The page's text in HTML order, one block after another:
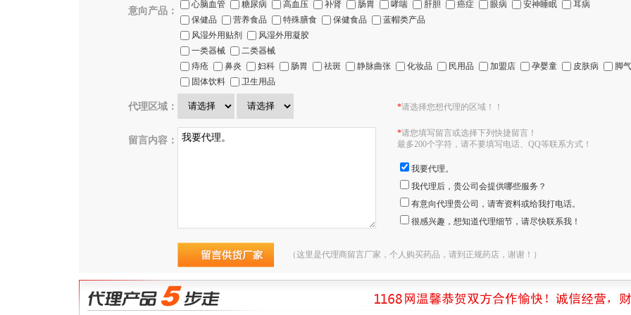
意向产品：
心脑血管 糖尿病 高血压 补肾 肠胃 哮喘 肝胆 癌症 眼病 安神睡眠
耳病
保健品
营养食品 特殊膳食 保健食品
蓝帽类产品
风湿外用贴剂
风湿外用凝胶
一类器械
二类器械
痔疮
鼻炎 妇科 肠胃 祛斑 静脉曲张 化妆品 民用品 加盟店 孕婴童 皮肤病
脚气
固体饮料
卫生用品
代理区域： *请选择您想代理的区域！！
留言内容：
*请您填写留言或选择下列快捷留言！
最多200个字符，请不要填写电话、QQ等联系方式！
我要代理。
我代理后，贵公司会提供哪些服务？
有意向代理贵公司，请寄资料或给我打电话。
很感兴趣，想知道代理细节，请尽快联系我！
（这里是代理商留言厂家，个人购买药品，请到正规药店，谢谢！）